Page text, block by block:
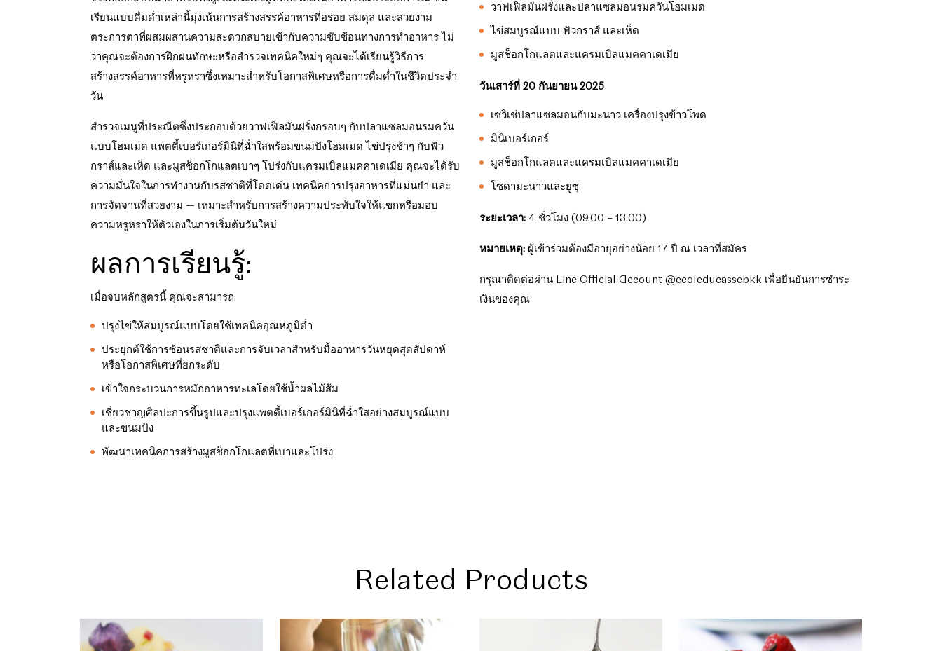
เรียนแบบดื่มด่ำเหล่านี้มุ่งเน้นการสร้างสรรค์อาหารที่อร่อย สมดุล และสวยงาม
ตระการตาที่ผสมผสานความสะดวกสบายเข้ากับความซับซ้อนทางการทำอาหาร ไม่
ว่าคุณจะต้องการฝึกฝนทักษะหรือสำรวจเทคนิคใหม่ๆ คุณจะได้เรียนรู้วิธีการ
สร้างสรรค์อาหารที่หรูหราซึ่งเหมาะสำหรับโอกาสพิเศษหรือการดื่มด่ำในชีวิตประจำ
วัน
สำรวจเมนูที่ประณีตซึ่งประกอบด้วยวาฟเฟิลมันฝรั่งกรอบๆ กับปลาแซลมอนรมควัน
แบบโฮมเมด แพตตี้เบอร์เกอร์มินิที่ฉ่ำใสพร้อมขนมปังโฮมเมด ไข่ปรุงช้าๆ กับฟัว
กราส์และเห็ด และมูสช็อกโกแลตเบาๆ โปร่งกับแครมเบิลแมคคาเดเมีย คุณจะได้รับ
ความมั่นใจในการทำงานกับรสชาติที่โดดเด่น เทคนิคการปรุงอาหารที่แม่นยำ และ
การจัดจานที่สวยงาม — เหมาะสำหรับการสร้างความประทับใจให้แขกหรือมอบ
ความหรูหราให้ตัวเองในการเริ่มต้นวันใหม่
ผลการเรียนรู้:
เมื่อจบหลักสูตรนี้ คุณจะสามารถ:
ปรุงไข่ให้สมบูรณ์แบบโดยใช้เทคนิคอุณหภูมิต่ำ
ประยุกต์ใช้การซ้อนรสชาติและการจับเวลาสำหรับมื้ออาหารวันหยุดสุดสัปดาห์
หรือโอกาสพิเศษที่ยกระดับ
เข้าใจกระบวนการหมักอาหารทะเลโดยใช้น้ำผลไม้ส้ม
เชี่ยวชาญศิลปะการขึ้นรูปและปรุงแพตตี้เบอร์เกอร์มินิที่ฉ่ำใสอย่างสมบูรณ์แบบ
และขนมปัง
พัฒนาเทคนิคการสร้างมูสช็อกโกแลตที่เบาและโปร่ง
วาฟเฟิลมันฝรั่งและปลาแซลมอนรมควันโฮมเมด
ไข่สมบูรณ์แบบ ฟัวกราส์ และเห็ด
มูสช็อกโกแลตและแครมเบิลแมคคาเดเมีย
วันเสาร์ที่ 20 กันยายน 2025
เซวิเช่ปลาแซลมอนกับมะนาว เครื่องปรุงข้าวโพด
มินิเบอร์เกอร์
มูสช็อกโกแลตและแครมเบิลแมคคาเดเมีย
โซดามะนาวและยูซุ
ระยะเวลา: 4 ชั่วโมง (09.00 – 13.00)
หมายเหตุ: ผู้เข้าร่วมต้องมีอายุอย่างน้อย 17 ปี ณ เวลาที่สมัคร
กรุณาติดต่อผ่าน Line Official Account @ecoleducassebkk เพื่อยืนยันการชำระ
เงินของคุณ
Related Products